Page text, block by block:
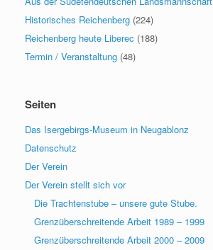
Historisches Reichenberg (224)
Reichenberg heute Liberec (188)
Termin / Veranstaltung (48)
Seiten
Das Isergebirgs-Museum in Neugablonz
Datenschutz
Der Verein
Der Verein stellt sich vor
Die Trachtenstube – unsere gute Stube.
Grenzüberschreitende Arbeit 1989 – 1999
Grenzüberschreitende Arbeit 2000 – 2009